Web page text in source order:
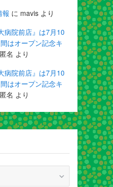
報 に mavis より
病院前店』は7月10
はオープン記念キ
匿名 より
病院前店』は7月10
はオープン記念キ
匿名 より